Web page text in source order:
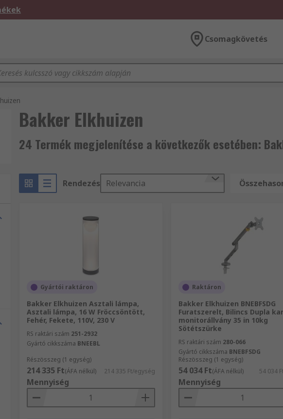
Csomagkövetés
Bakker Elkhuizen
24 Termék megjelenítése a következők esetében:
Rendezés Relevancia
Gyártói raktáron
Bakker Elkhuizen Asztali lámpa,
Asztali lámpa, 16 W Fröccsöntött,
Fehér, Fekete, 110V, 230 V
RS raktári szám 251-2932
Gyártó cikkszáma BNEEBL
Részösszeg (1 egység)
214 335 Ft(ÁFA nélkül) 214 335 Ft/egység
Mennyiség
Raktáron
Bakker Elkhuizen BNEBFSDG
Furatszerelt, Bilincs Dupla
monitorállvány 35 in 10kg
Sötétszürke
RS raktári szám 280-066
Gyártó cikkszáma BNEBFSDG
Részösszeg (1 egység)
54 034 Ft(ÁFA nélkül) 54 034
Mennyiség